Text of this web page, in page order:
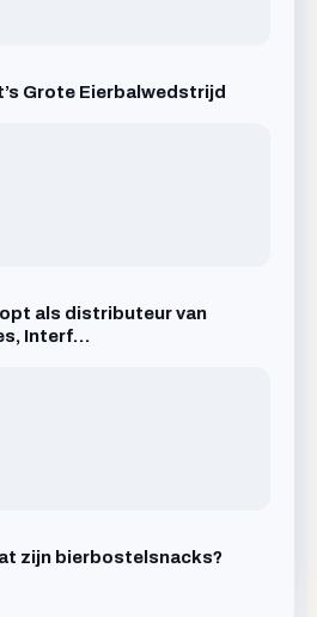
Grote Eierbalwedstrijd
als distributeur van
Interf…
zijn bierbostelsnacks?